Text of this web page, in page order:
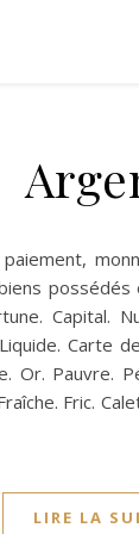
Capital.
Carte
Pauvre.
Fric.
LIRE LA